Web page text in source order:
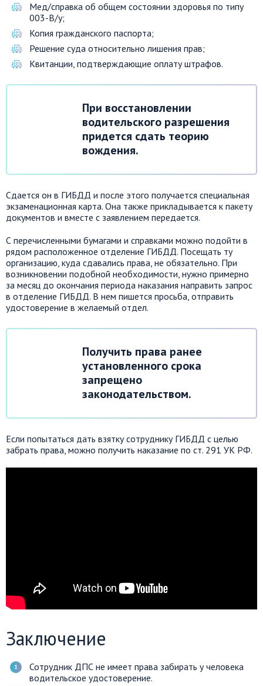
Мед/справка об общем состоянии здоровья по типу
003-В/у;
Копия гражданского паспорта;
Решение суда относительно лишения прав;
Квитанции, подтверждающие оплату штрафов.
При восстановлении
водительского разрешения
придется сдать теорию
вождения.
Сдается он в ГИБДД и после этого получается специальная
экзаменационная карта. Она также прикладывается к пакету
документов и вместе с заявлением передается.
С перечисленными бумагами и справками можно подойти в
рядом расположенное отделение ГИБДД. Посещать ту
организацию, куда сдавались права, не обязательно. При
возникновении подобной необходимости, нужно примерно
за месяц до окончания периода наказания направить запрос
в отделение ГИБДД. В нем пишется просьба, отправить
удостоверение в желаемый отдел.
Получить права ранее
установленного срока
запрещено
законодательством.
Если попытаться дать взятку сотруднику ГИБДД с целью
забрать права, можно получить наказание по ст. 291 УК РФ.
Заключение
Сотрудник ДПС не имеет права забирать у человека
водительское удостоверение.